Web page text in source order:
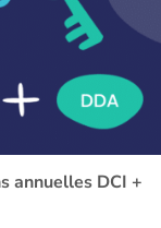
annuelles DCI +